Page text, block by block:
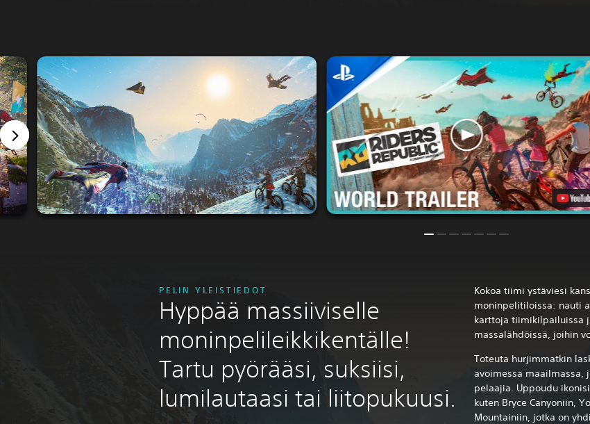
PELIN YLEISTIEDOT
Hyppää massiiviselle
moninpelileikkikentälle!
Tartu pyörääsi, suksiisi,
lumilautaasi tai liitopukuusi.
Kokoa tiimi ystäviesi
moninpelitiloissa: nauti
karttoja tiimikilpailuissa
massalähdöissä, joihin
Toteuta hurjimmatkin
avoimessa maailmassa,
pelaajia. Uppoudu
kuten Bryce Canyoniin,
Mountainiin, jotka on